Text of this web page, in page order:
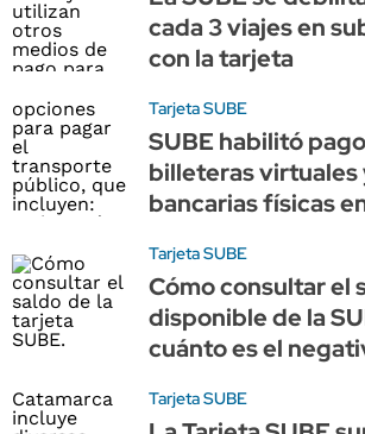
cada 3 viajes en
con la tarjeta
Tarjeta SUBE
SUBE habilitó
billeteras virtuales
bancarias físicas
Tarjeta SUBE
Cómo consultar el
disponible de la
cuánto es el
Tarjeta SUBE